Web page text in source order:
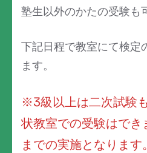
塾生以外のかたの受験も
下記日程で教室にて検定
ます。
※3級以上は二次試験
状教室での受験はでき
までの実施となります。